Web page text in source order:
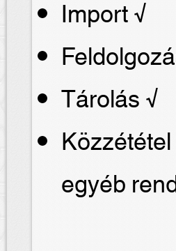
Import √
Tárolás √
egyéb